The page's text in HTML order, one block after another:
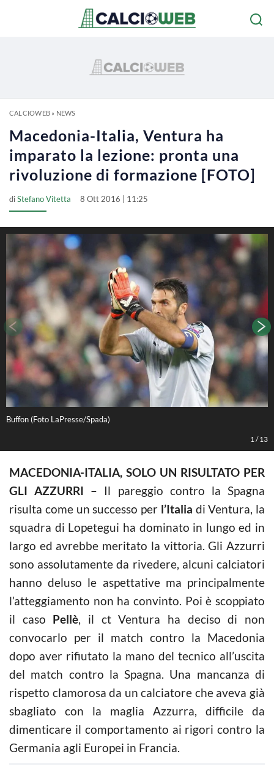
CALCIOWEB» NEWS
Macedonia-Italia, Ventura ha
imparato la lezione: pronta una
rivoluzione di formazione [FOTO]
diStefano Vitetta 8 Ott 2016 | 11:25
Buffon (Foto LaPresse/Spada)
1 /13
MACEDONIA-ITALIA, SOLO UN RISULTATO PER
GLI AZZURRI – Il pareggio contro la Spagna
risulta come un successo per l’Italia di Ventura, la
squadra di Lopetegui ha dominato in lungo ed in
largo ed avrebbe meritato la vittoria. Gli Azzurri
sono assolutamente da rivedere, alcuni calciatori
hanno deluso le aspettative ma principalmente
l’atteggiamento non ha convinto. Poi è scoppiato
il caso Pellè, il ct Ventura ha deciso di non
convocarlo per il match contro la Macedonia
dopo aver rifiutato la mano del tecnico all’uscita
del match contro la Spagna. Una mancanza di
rispetto clamorosa da un calciatore che aveva già
sbagliato con la maglia Azzurra, difficile da
dimenticare il comportamento ai rigori contro la
Germania agli Europei in Francia.